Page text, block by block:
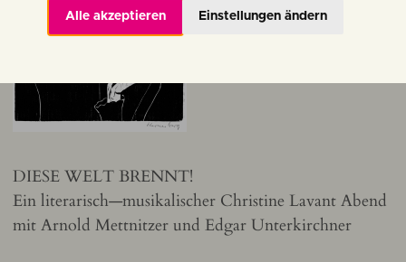
Alle akzeptieren Einstellungen ändern
DIESE WELT BRENNT!
Ein literarisch—musikalischer Christine Lavant Abend
mit Arnold Mettnitzer und Edgar Unterkirchner